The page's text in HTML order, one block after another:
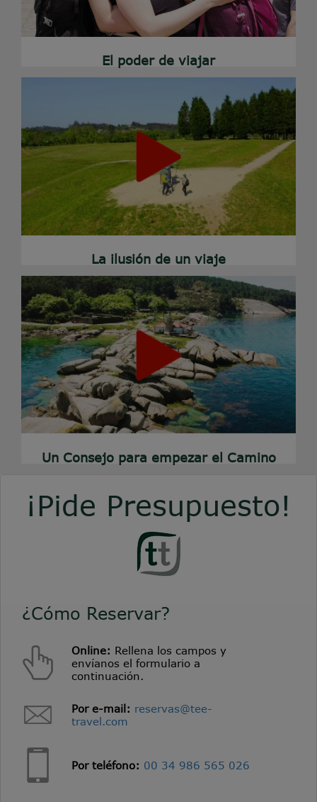
El poder de viajar
La ilusión de un viaje
Un Consejo para empezar el Camino
¡Pide Presupuesto!
¿Cómo Reservar?
Online: Rellena los campos y
envíanos el formulario a
continuación.
Por e-mail: reservas@tee-
travel.com
Por teléfono: 00 34 986 565 026